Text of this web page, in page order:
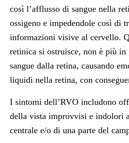
così l’afflusso di sangue nella
ossigeno e impedendole così di
informazioni visive al cervello.
retinica si ostruisce, non è più
sangue dalla retina, causando
liquidi nella retina, con
I sintomi dell’RVO includono
della vista improvvisi e indolori
centrale e/o di una parte del